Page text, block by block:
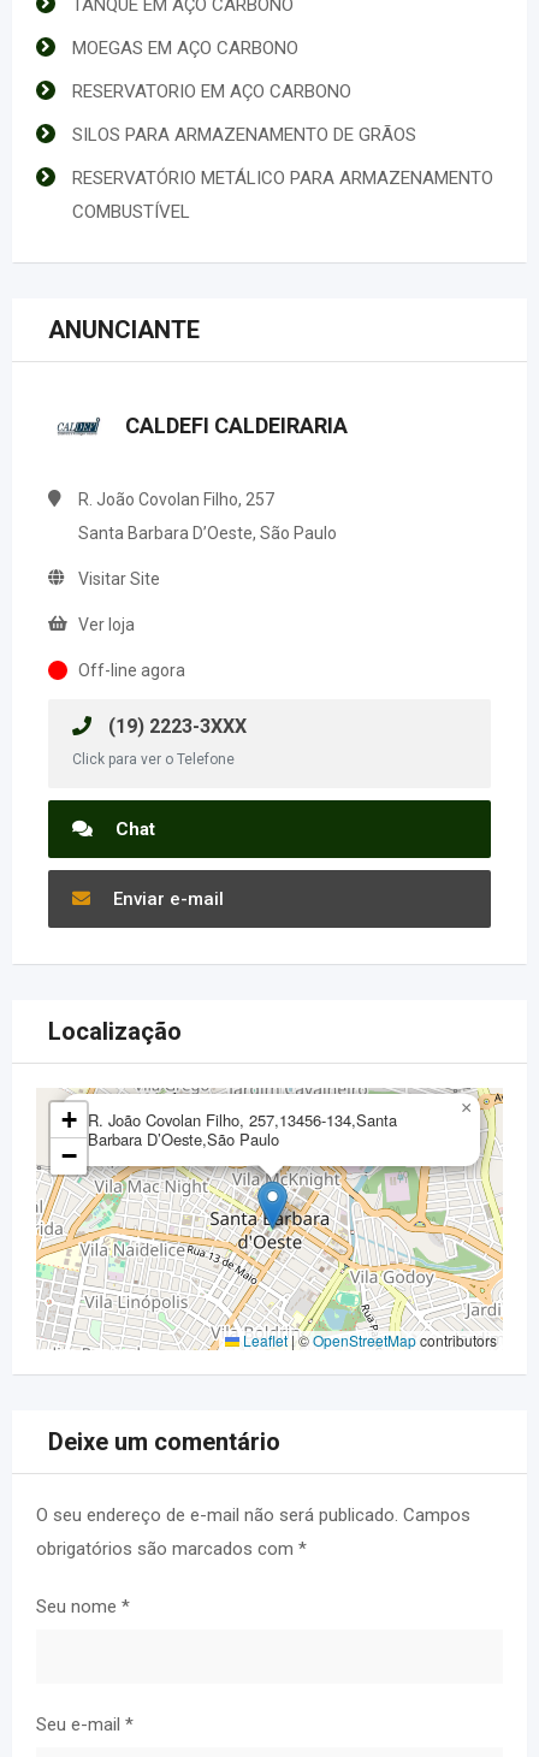
TANQUE EM AÇO CARBONO
MOEGAS EM AÇO CARBONO
RESERVATORIO EM AÇO CARBONO
SILOS PARA ARMAZENAMENTO DE GRÃOS
RESERVATÓRIO METÁLICO PARA ARMAZENAMENTO
COMBUSTÍVEL
ANUNCIANTE
CALDEFI CALDEIRARIA
R. João Covolan Filho, 257
Santa Barbara D’Oeste, São Paulo
Visitar Site
Ver loja
Off-line agora
(19) 2223-3XXX
Click para ver o Telefone
Chat
Enviar e-mail
Localização
R. João Covolan Filho, 257,13456-134,Santa
Barbara D’Oeste,São Paulo
×
+
−
Leaflet |©OpenStreetMapcontributors
Deixe um comentário
O seu endereço de e-mail não será publicado. Campos
obrigatórios são marcados com *
Seu nome *
Seu e-mail *